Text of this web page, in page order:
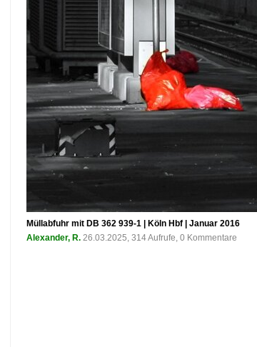
Müllabfuhr mit DB 362 939-1 | Köln Hbf | Januar 2016
Alexander, R. 26.03.2025, 314 Aufrufe, 0 Kommentare